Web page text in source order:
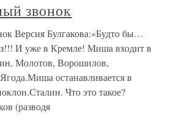
звонок
Версия Булгакова:«Будто бы…
И уже в Кремле! Миша входит в
Молотов, Ворошилов,
останавливается в
Что это такое?
(разводя